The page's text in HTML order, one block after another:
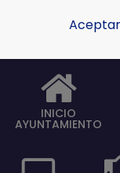
Aceptar
INICIO
AYUNTAMIENTO